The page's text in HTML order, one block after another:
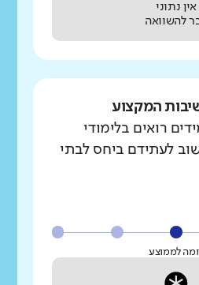
אין נתוני
להשוואה
המקצוע
רואים בלימודי
לעתידם ביחס לבתי
לממוצע